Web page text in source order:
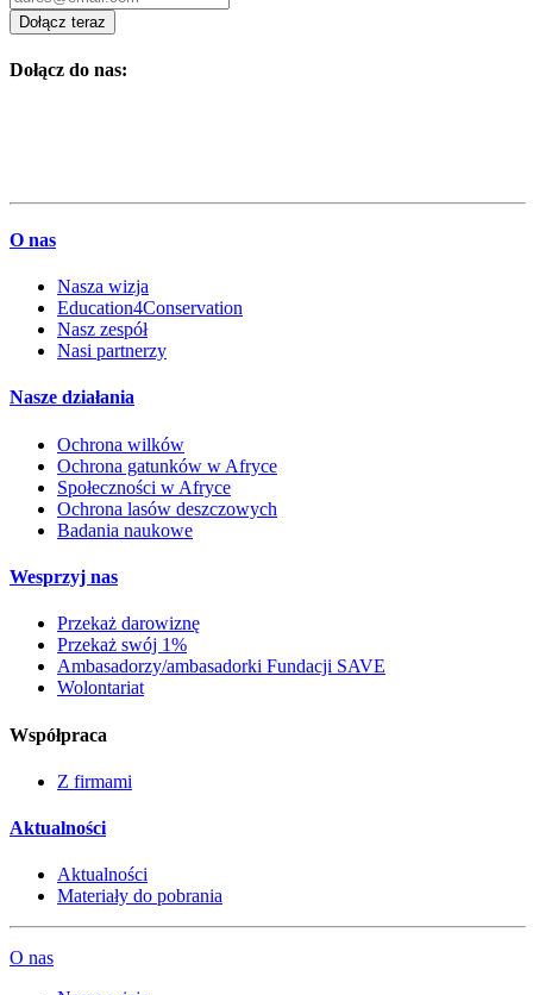
Dołącz teraz
Dołącz do nas:
O nas
Nasza wizja
Education4Conservation
Nasz zespół
Nasi partnerzy
Nasze działania
Ochrona wilków
Ochrona gatunków w Afryce
Społeczności w Afryce
Ochrona lasów deszczowych
Badania naukowe
Wesprzyj nas
Przekaż darowiznę
Przekaż swój 1%
Ambasadorzy/ambasadorki Fundacji SAVE
Wolontariat
Współpraca
Z firmami
Aktualności
Aktualności
Materiały do pobrania
O nas